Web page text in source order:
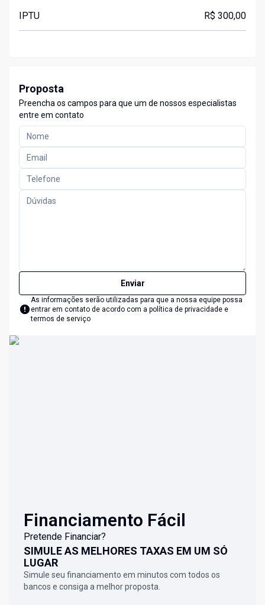
IPTU R$ 300,00
Proposta
Preencha os campos para que um de nossos especialistas
entre em contato
Enviar
As informações serão utilizadas para que a nossa equipe possa
entrar em contato de acordo com a política de privacidade e
termos de serviço
Financiamento Fácil
Pretende Financiar?
SIMULE AS MELHORES TAXAS EM UM SÓ
LUGAR
Simule seu financiamento em minutos com todos os
bancos e consiga a melhor proposta.